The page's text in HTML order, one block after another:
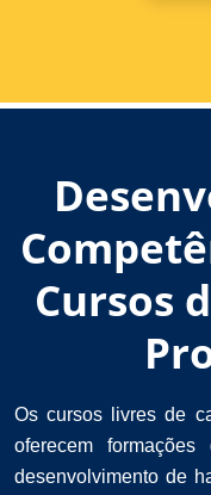
Cursos
Os cursos livres de
oferecem
desenvolvimento de